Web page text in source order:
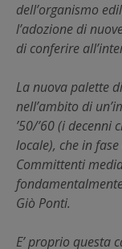
dell’organismo
l’adozione di
di conferire
La nuova palette
nell’ambito di
’50/’60 (i
locale), che in
Committenti
Giò Ponti.
E’ proprio questa